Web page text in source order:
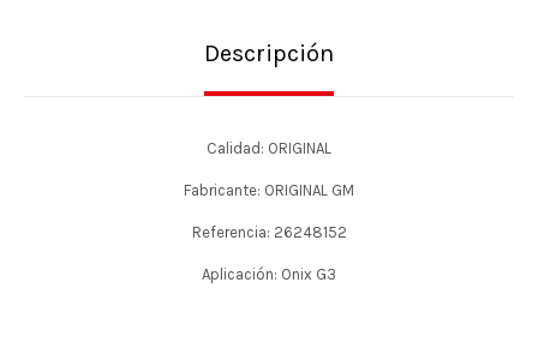
Descripción
Calidad: ORIGINAL
Fabricante: ORIGINAL GM
Referencia: 26248152
Aplicación: Onix G3